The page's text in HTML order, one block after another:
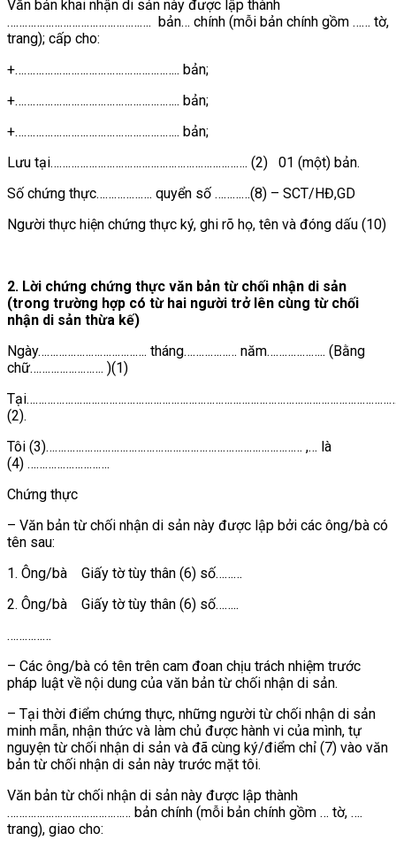
Văn bản khai nhận di sản này được lập thành
…………………………………………. bản… chính (mỗi bản chính gồm …… tờ,
trang); cấp cho:
+……………………………………………….. bản;
+……………………………………………….. bản;
+……………………………………………….. bản;
Lưu tại…………………………………………………………. (2) 01 (một) bản.
Số chứng thực………………. quyển số …………(8) – SCT/HĐ,GD
Người thực hiện chứng thực ký, ghi rõ họ, tên và đóng dấu (10)
2. Lời chứng chứng thực văn bản từ chối nhận di sản
(trong trường hợp có từ hai người trở lên cùng từ chối
nhận di sản thừa kế)
Ngày………………………………. tháng……………… năm……………….. (Bằng
chữ……………………. )(1)
(2).
Tôi (3)…………………………………………………………………………… ,… là
(4) ……………………….
Chứng thực
– Văn bản từ chối nhận di sản này được lập bởi các ông/bà có
tên sau:
1. Ông/bà Giấy tờ tùy thân (6) số………
2. Ông/bà Giấy tờ tùy thân (6) số……..
……………
– Các ông/bà có tên trên cam đoan chịu trách nhiệm trước
pháp luật về nội dung của văn bản từ chối nhận di sản.
– Tại thời điểm chứng thực, những người từ chối nhận di sản
minh mẫn, nhận thức và làm chủ được hành vi của mình, tự
nguyện từ chối nhận di sản và đã cùng ký/điểm chỉ (7) vào văn
bản từ chối nhận di sản này trước mặt tôi.
Văn bản từ chối nhận di sản này được lập thành
…………………………………… bản chính (mỗi bản chính gồm … tờ, ….
trang), giao cho: